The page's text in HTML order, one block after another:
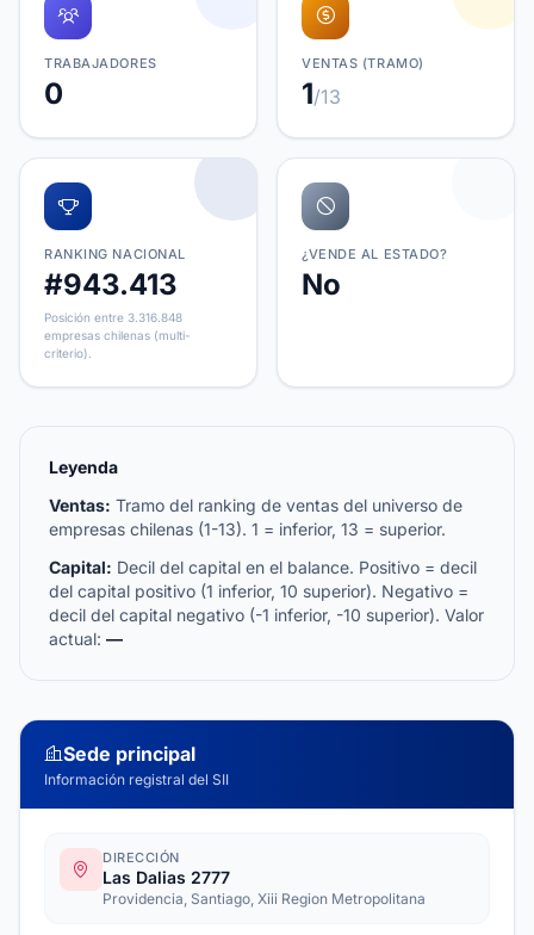
TRABAJADORES
0
VENTAS (TRAMO)
1/13
RANKING NACIONAL
#943.413
Posición entre 3.316.848
empresas chilenas (multi-
criterio).
¿VENDE AL ESTADO?
No
Leyenda
Ventas: Tramo del ranking de ventas del universo de
empresas chilenas (1-13). 1 = inferior, 13 = superior.
Capital: Decil del capital en el balance. Positivo = decil
del capital positivo (1 inferior, 10 superior). Negativo =
decil del capital negativo (-1 inferior, -10 superior). Valor
actual: —
Sede principal
Información registral del SII
DIRECCIÓN
Las Dalias 2777
Providencia, Santiago, Xiii Region Metropolitana